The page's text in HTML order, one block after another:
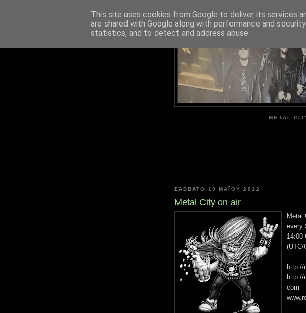
METAL
ΣΆΒΒΑΤΟ 19 ΜΑΪ́ΟΥ 2012
Metal City on air
Metal
every
14:00
(UTC/
http://
http://
com
This site uses cookies from Google to deliver its services
are shared with Google along with performance and
statistics, and to detect and address abuse.